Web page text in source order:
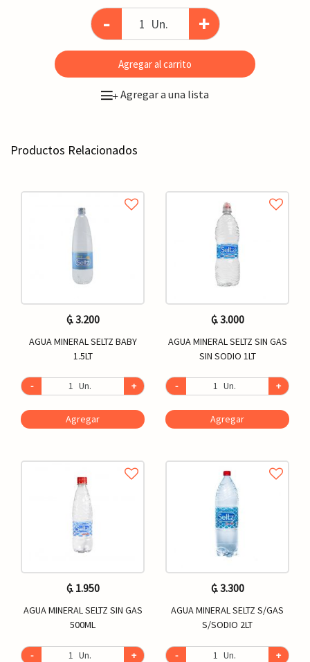
- Un. +
Agregar al carrito
+Agregar a una lista
Productos Relacionados
₲. 3.200
AGUA MINERAL SELTZ BABY
1.5LT
- Un. +
Agregar
₲. 1.950
AGUA MINERAL SELTZ SIN GAS
500ML
- Un. +
₲. 3.000
AGUA MINERAL SELTZ SIN GAS
SIN SODIO 1LT
- Un. +
Agregar
₲. 3.300
AGUA MINERAL SELTZ S/GAS
S/SODIO 2LT
- Un. +